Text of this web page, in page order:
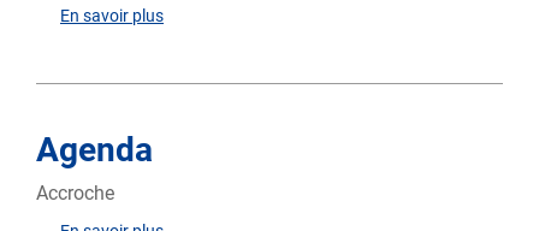
En savoir plus
actualités
Agenda
Accroche